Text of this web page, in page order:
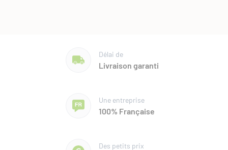
Délai de
Livraison garanti
Une entreprise
100% Française
Des petits prix